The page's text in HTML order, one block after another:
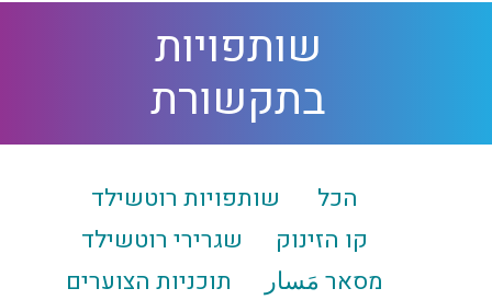
שותפויות
בתקשורת
הכל
שותפויות רוטשילד
קו הזינוק
שגרירי רוטשילד
מסאר مَسار
תוכניות הצוערים